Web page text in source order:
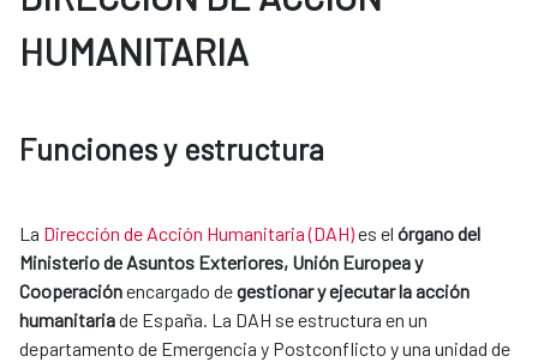
HUMANITARIA
Funciones y estructura
La Dirección de Acción Humanitaria (DAH)es el órgano del
Ministerio de Asuntos Exteriores, Unión Europea y
Cooperaciónencargado degestionar y ejecutar la acción
humanitariade España. La DAH se estructura en un
departamento de Emergencia y Postconflicto y una unidad de